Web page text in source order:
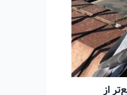
از